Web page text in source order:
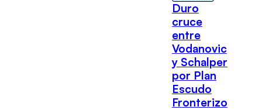
Duro
cruce
entre
Vodanovic
y Schalper
por Plan
Escudo
Fronterizo